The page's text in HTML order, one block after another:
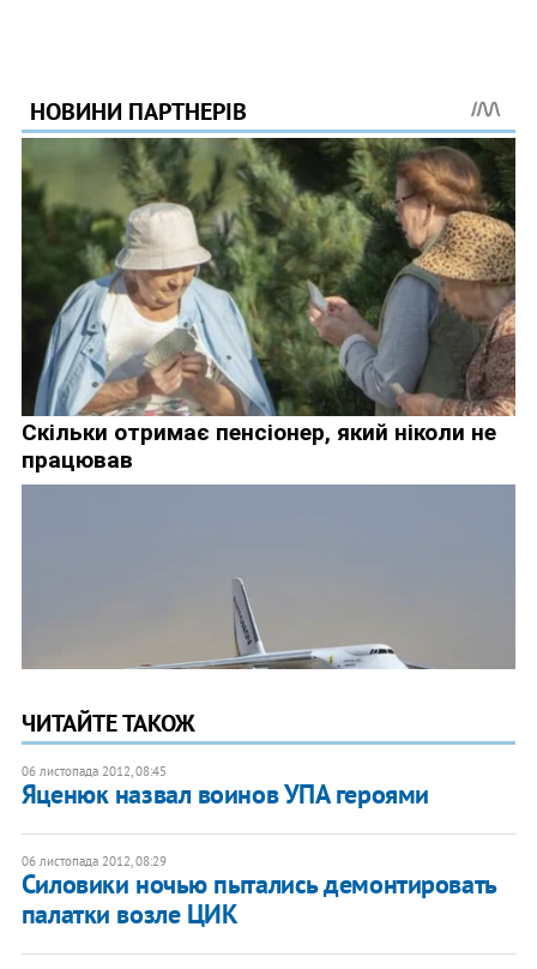
ЧИТАЙТЕ ТАКОЖ
06 листопада 2012, 08:45
Яценюк назвал воинов УПА героями
06 листопада 2012, 08:29
Силовики ночью пытались демонтировать
палатки возле ЦИК